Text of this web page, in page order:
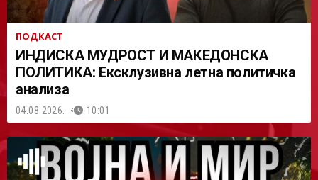
ПОДКАСТ
ИНДИСКА МУДРОСТ И МАКЕДОНСКА
ПОЛИТИКА: Ексклузивна летна политичка
анализа
04.08.2026. 10:01